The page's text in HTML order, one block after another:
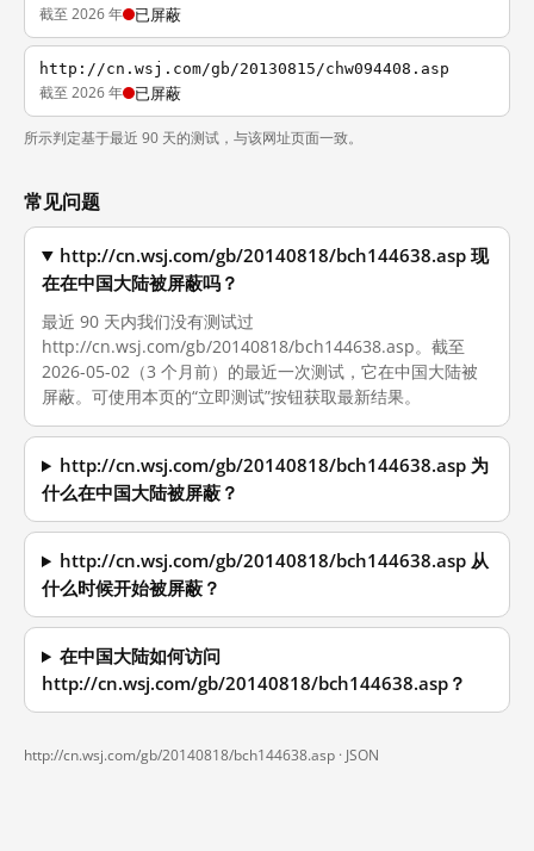
截至 2026 年 已屏蔽
http://cn.wsj.com/gb/20130815/chw094408.asp
截至 2026 年 已屏蔽
所示判定基于最近 90 天的测试，与该网址页面一致。
常见问题
http://cn.wsj.com/gb/20140818/bch144638.asp 现
在在中国大陆被屏蔽吗？
最近 90 天内我们没有测试过
http://cn.wsj.com/gb/20140818/bch144638.asp。截至
2026-05-02（3 个月前）的最近一次测试，它在中国大陆被
屏蔽。可使用本页的“立即测试”按钮获取最新结果。
http://cn.wsj.com/gb/20140818/bch144638.asp 为
什么在中国大陆被屏蔽？
http://cn.wsj.com/gb/20140818/bch144638.asp 从
什么时候开始被屏蔽？
在中国大陆如何访问
http://cn.wsj.com/gb/20140818/bch144638.asp？
http://cn.wsj.com/gb/20140818/bch144638.asp · JSON